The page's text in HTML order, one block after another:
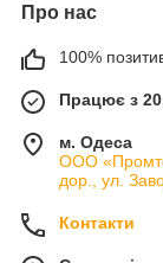
Про нас
100%
Працює з
м. Одеса
ООО
дор., ул.
Контакти